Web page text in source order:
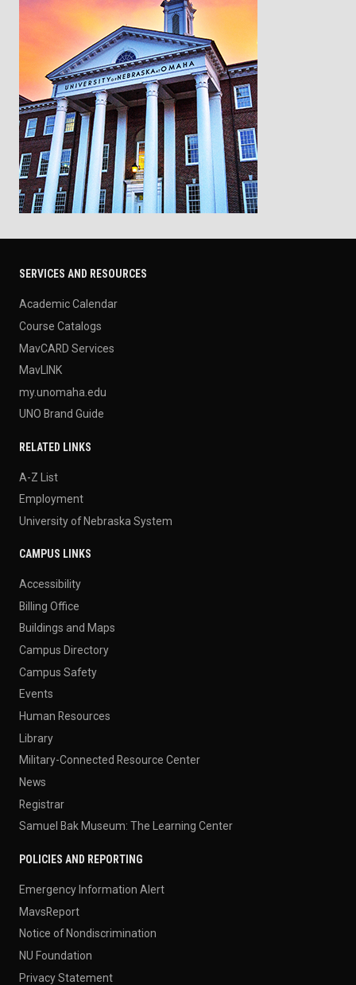
SERVICES AND RESOURCES
Academic Calendar
Course Catalogs
MavCARD Services
MavLINK
my.unomaha.edu
UNO Brand Guide
RELATED LINKS
A-Z List
Employment
University of Nebraska System
CAMPUS LINKS
Accessibility
Billing Office
Buildings and Maps
Campus Directory
Campus Safety
Events
Human Resources
Library
Military-Connected Resource Center
News
Registrar
Samuel Bak Museum: The Learning Center
POLICIES AND REPORTING
Emergency Information Alert
MavsReport
Notice of Nondiscrimination
NU Foundation
Privacy Statement